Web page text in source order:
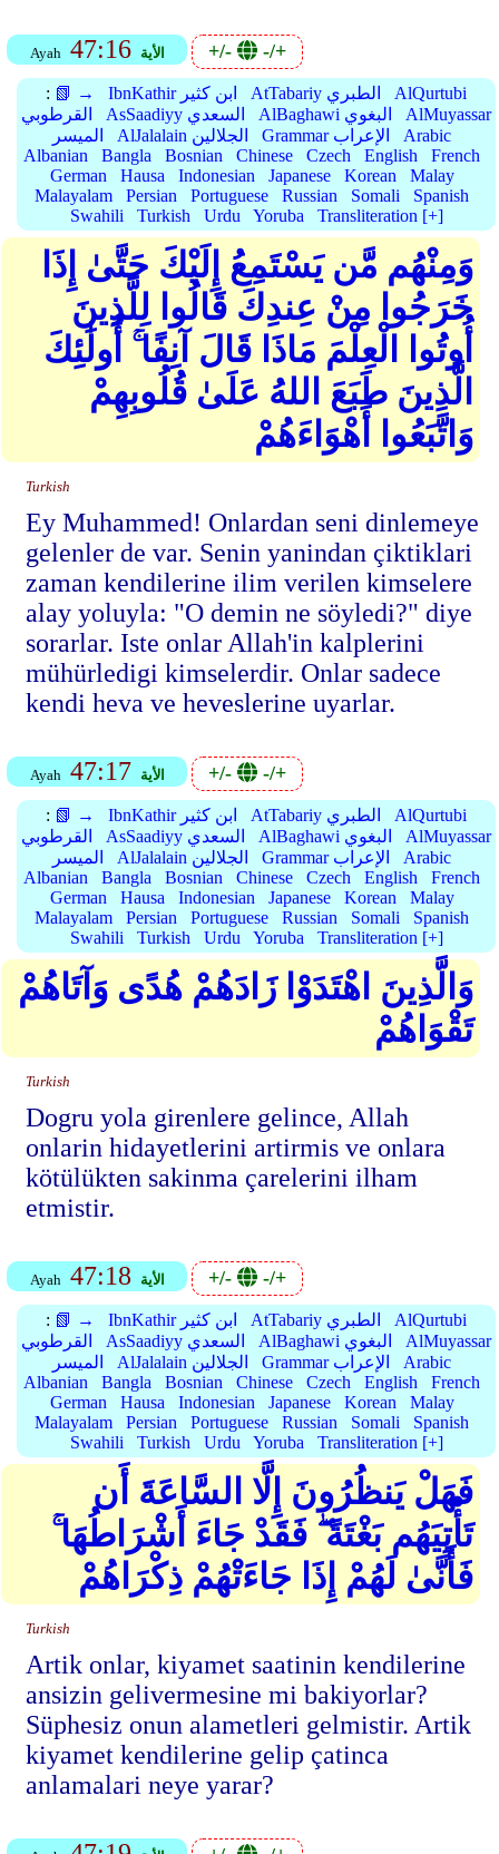
Ayah 47:16 الأية +/- -/+
: 📗 → IbnKathir ابن كثير AtTabariy الطبري
AlQurtubi
القرطوبي
AsSaadiyy السعدي AlBaghawi البغوي
AlMuyassar
الميسر
AlJalalain الجلالين Grammar الإعراب
Arabic
Albanian
Bangla Bosnian Chinese Czech English
French
German
Hausa Indonesian Japanese Korean
Malay
Malayalam
Persian Portuguese Russian Somali
Spanish
Swahili
Turkish Urdu Yoruba Transliteration [+]
وَمِنْهُم مَّن يَسْتَمِعُ إِلَيْكَ حَتَّىٰ إِذَا
خَرَجُوا مِنْ عِندِكَ قَالُوا لِلَّذِينَ
أُوتُوا الْعِلْمَ مَاذَا قَالَ آنِفًا ۚ أُولَٰئِكَ
الَّذِينَ طَبَعَ اللهُ عَلَىٰ قُلُوبِهِمْ
وَاتَّبَعُوا أَهْوَاءَهُمْ
Turkish
Ey Muhammed! Onlardan seni dinlemeye
gelenler de var. Senin yanindan çiktiklari
zaman kendilerine ilim verilen kimselere
alay yoluyla: "O demin ne söyledi?" diye
sorarlar. Iste onlar Allah'in kalplerini
mühürledigi kimselerdir. Onlar sadece
kendi heva ve heveslerine uyarlar.
Ayah 47:17 الأية +/- -/+
: 📗 → IbnKathir ابن كثير AtTabariy الطبري
AlQurtubi
القرطوبي
AsSaadiyy السعدي AlBaghawi البغوي
AlMuyassar
الميسر
AlJalalain الجلالين Grammar الإعراب
Arabic
Albanian
Bangla Bosnian Chinese Czech English
French
German
Hausa Indonesian Japanese Korean
Malay
Malayalam
Persian Portuguese Russian Somali
Spanish
Swahili
Turkish Urdu Yoruba Transliteration [+]
وَالَّذِينَ اهْتَدَوْا زَادَهُمْ هُدًى وَآتَاهُمْ
تَقْوَاهُمْ
Turkish
Dogru yola girenlere gelince, Allah
onlarin hidayetlerini artirmis ve onlara
kötülükten sakinma çarelerini ilham
etmistir.
Ayah 47:18 الأية +/- -/+
: 📗 → IbnKathir ابن كثير AtTabariy الطبري
AlQurtubi
القرطوبي
AsSaadiyy السعدي AlBaghawi البغوي
AlMuyassar
الميسر
AlJalalain الجلالين Grammar الإعراب
Arabic
Albanian
Bangla Bosnian Chinese Czech English
French
German
Hausa Indonesian Japanese Korean
Malay
Malayalam
Persian Portuguese Russian Somali
Spanish
Swahili
Turkish Urdu Yoruba Transliteration [+]
فَهَلْ يَنظُرُونَ إِلَّا السَّاعَةَ أَن
تَأْتِيَهُم بَغْتَةً ۖ فَقَدْ جَاءَ أَشْرَاطُهَا ۚ
فَأَنَّىٰ لَهُمْ إِذَا جَاءَتْهُمْ ذِكْرَاهُمْ
Turkish
Artik onlar, kiyamet saatinin kendilerine
ansizin gelivermesine mi bakiyorlar?
Süphesiz onun alametleri gelmistir. Artik
kiyamet kendilerine gelip çatinca
anlamalari neye yarar?